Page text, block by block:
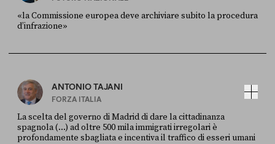
«la Commissione europea deve archiviare subito la procedura
d’infrazione»
ANTONIO TAJANI
FORZA ITALIA
La scelta del governo di Madrid di dare la cittadinanza
spagnola (...) ad oltre 500 mila immigrati irregolari è
profondamente sbagliata e incentiva il traffico di esseri umani